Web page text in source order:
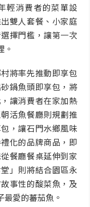
輕消費者的菜單設
雙人套餐、小家庭
擇門檻，讓第一次
。
將率先推動即享包
鍋魚頭即享包，將
讓消費者在家加熱
活魚餐廳則規劃推
，讓石門水鄉風味
化的品牌商品，即
餐廳餐桌延伸到家
」則將結合園區永
事性的酸菜魚，及
愛的蕃茄魚。